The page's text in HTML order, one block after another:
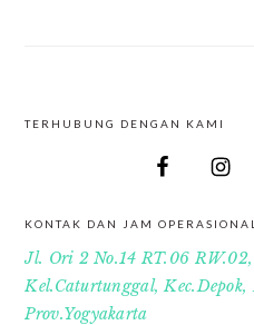
FOOTER
TERHUBUNG DENGAN KAMI
KONTAK DAN JAM OPERASIONAL
Jl. Ori 2 No.14 RT.06
Kel.Caturtunggal, Kec.Depok,
Prov.Yogyakarta